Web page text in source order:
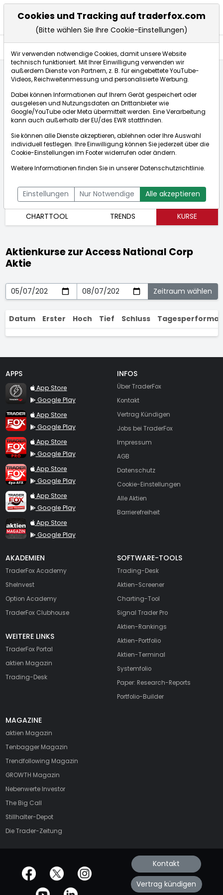
Access National
[WKN: A0D9Z7 | ISIN:
US0043371014]
Aktienkurse
Bid:Ask:
ÜBERSICHT FUNDAMENTAL
NACHRICHTEN
CHARTTOOL
TRENDS KURSE
Aktienkurse zur Access National Corp
Aktie
Datum Erster Hoch Tief Schluss
APPS
TraderFox Flash
App Store
Google Play
TraderFox App
App Store
Google Play
TraderFox Pro
App Store
Google Play
TraderFox dpa-AFX ProFeed
App Store
Google Play
TraderFox Live Trading
App Store
Google Play
TraderFox aktien Magazin
App Store
Google Play
INFOS
Über TraderFox
Kontakt
Vertrag Kündigen
Jobs bei TraderFox
Impressum
AGB
Datenschutz
Cookie-Einstellungen
Alle Aktien
Barrierefreiheit
AKADEMIEN
TraderFox Academy
SheInvest
Option Academy
TraderFox Clubhouse
WEITERE LINKS
TraderFox Portal
aktien Magazin
Trading-Desk
SOFTWARE-TOOLS
Trading-Desk
Aktien-Screener
Charting-Tool
Signal Trader Pro
Aktien-Rankings
Aktien-Portfolio
Aktien-Terminal
Systemfolio
Paper: Research-Reports
Portfolio-Builder
MAGAZINE
aktien Magazin
Tenbagger Magazin
Trendfollowing Magazin
GROWTH Magazin
Nebenwerte Investor
The Big Call
Stillhalter-Depot
Die Trader-Zeitung
offizielle Social Media-Accounts Kontakt
Vertrag kündigen
Cookies und Tracking auf traderfox.com
(Bitte wählen Sie Ihre Cookie-Einstellungen)
Wir verwenden notwendige Cookies, damit unsere Website
technisch funktioniert. Mit Ihrer Einwilligung verwenden wir
außerdem Dienste von Partnern, z. B. für eingebettete YouTube-
Videos, Reichweitenmessung und personalisierte Werbung.
Dabei können Informationen auf Ihrem Gerät gespeichert oder
ausgelesen und Nutzungsdaten an Drittanbieter wie
Google/YouTube oder Meta übermittelt werden. Eine Verarbeitung
kann auch außerhalb der EU/des EWR stattfinden.
Sie können alle Dienste akzeptieren, ablehnen oder Ihre Auswahl
individuell festlegen. Ihre Einwilligung können Sie jederzeit über die
Cookie-Einstellungen im Footer widerrufen oder ändern.
Weitere Informationen finden Sie in unsererDatenschutzrichtlinie.
Einstellungen Nur Notwendige Alle akzeptieren